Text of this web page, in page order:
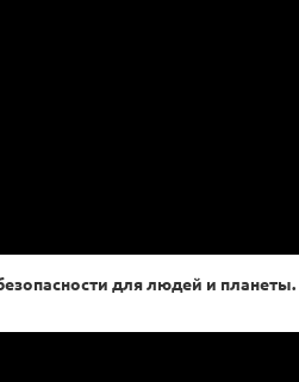
для людей и планеты.